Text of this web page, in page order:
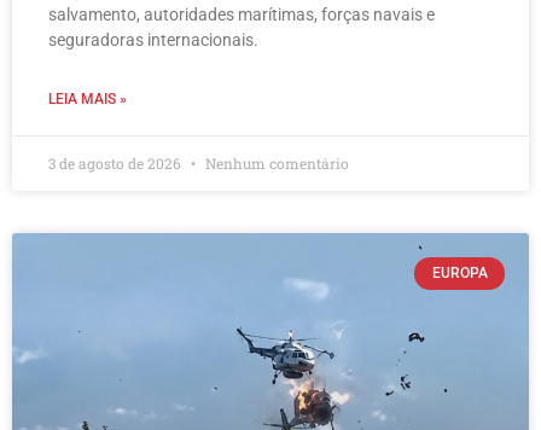
salvamento, autoridades marítimas, forças navais e
seguradoras internacionais.
LEIA MAIS »
3 de agosto de 2026 Nenhum comentário
EUROPA